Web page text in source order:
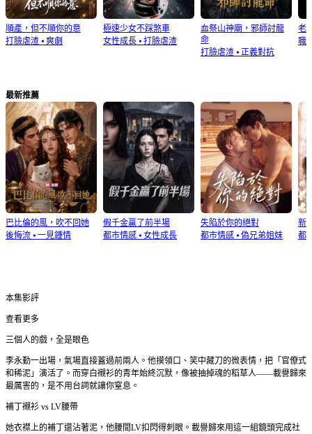
順產，但不順你的意
打臉虐渣 ⦁ 爽劇
極速少女不踩煞車
女性成長⦁ 打臉虐渣
血祭山神廟，邪師討龍
命
打臉虐渣⦁ 正義對抗
老
職
最新推薦
巴比倫的風，吹不回她
後悔流 ⦁ 一見鍾情
假千金贏了前半場
都市情感⦁ 女性成長
失陷於你的絕對
都市情感⦁ 偽兄弟姐妹
新
都
本集影評
查看更多
三個人的戲，全是眼色
李永勤一出場，氣場直接蓋過前兩人。他摸領口、笑中藏刀的微表情，把「官僚式
和稀泥」演活了。而穿白襯衫的青年始終沉默，像被抽掉魂的稻草人——載譽歸來
最厲害的，是不用台詞就讓你窒息。
補丁襯衫 vs LV腰帶
她衣襟上的補丁還沾著泥，他腰間LV扣閃得刺眼。載譽歸來用這一組鏡頭完成社